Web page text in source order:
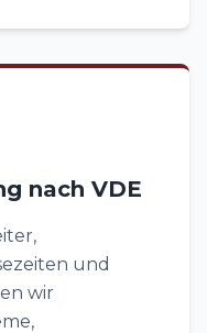
nach VDE
und
wir